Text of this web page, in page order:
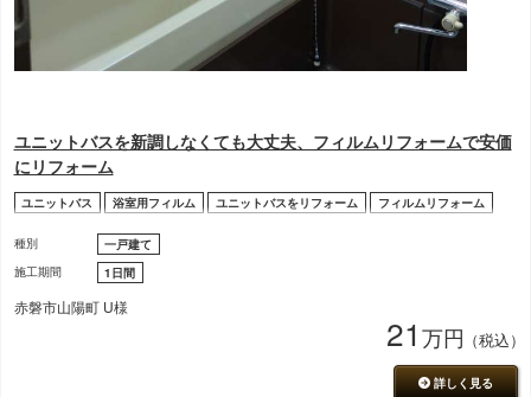
ユニットバスを新調しなくても大丈夫、フィルムリフォームで安価
にリフォーム
ユニットバス 浴室用フィルム ユニットバスをリフォーム フィルムリフォーム
種別
一戸建て
施工期間
1日間
赤磐市山陽町 U様
21 万円 （税込）
詳しく見る